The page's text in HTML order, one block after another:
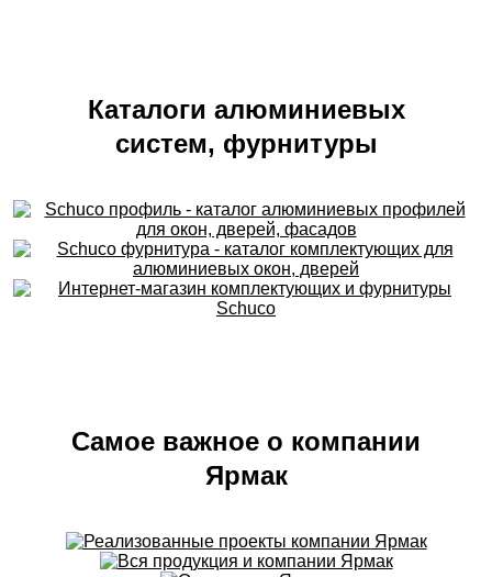
Каталоги алюминиевых
систем, фурнитуры
Самое важное о компании
Ярмак